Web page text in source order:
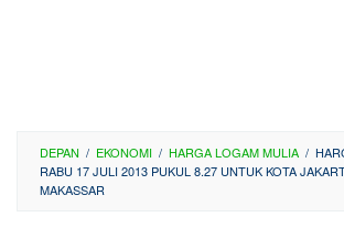
DEPAN / EKONOMI / HARGA LOGAM MULIA /
RABU 17 JULI 2013 PUKUL 8.27 UNTUK KOTA
MAKASSAR